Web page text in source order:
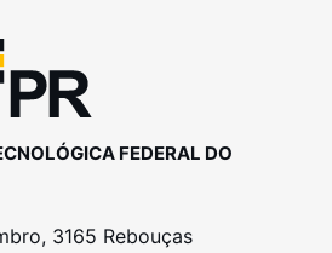
FEDERAL DO
3165 Rebouças